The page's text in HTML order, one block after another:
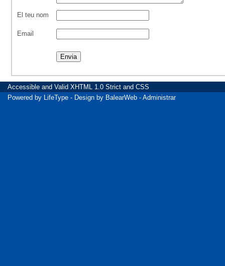
El teu nom
Email
Accessible and Valid XHTML 1.0 Strict and CSS
Powered by LifeType - Design by BalearWeb - Administrar